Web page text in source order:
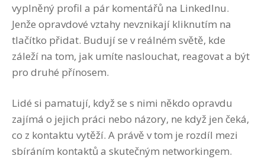
vyplněný profil a pár komentářů na LinkedInu.
Jenže opravdové vztahy nevznikají kliknutím na
tlačítko přidat. Budují se v reálném světě, kde
záleží na tom, jak umíte naslouchat, reagovat a být
pro druhé přínosem.
Lidé si pamatují, když se s nimi někdo opravdu
zajímá o jejich práci nebo názory, ne když jen čeká,
co z kontaktu vytěží. A právě v tom je rozdíl mezi
sbíráním kontaktů a skutečným networkingem.